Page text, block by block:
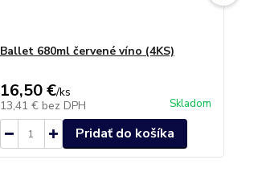
Ballet 680ml červené víno (4KS)
16,50 €/ks
13,41 € bez DPH Skladom
Pridať do košíka